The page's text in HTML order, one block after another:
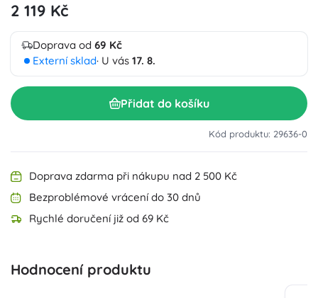
2 119 Kč
Doprava od 69 Kč
Externí sklad· U vás 17. 8.
Přidat do košíku
Kód produktu: 29636-0
Doprava zdarma při nákupu nad 2 500 Kč
Bezproblémové vrácení do 30 dnů
Rychlé doručení již od 69 Kč
Hodnocení produktu